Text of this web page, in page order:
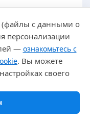
(файлы с данными о
персонализации
— ознакомьтесь с
. Вы можете
своего